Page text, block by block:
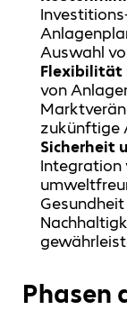
Auswahl
Flexibilität
von
zukünftige
Sicherheit
Integration
Phasen